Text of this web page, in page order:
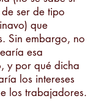
ser de tipo
que
Sin embargo, no
esa
y por qué dicha
los intereses
los trabajadores.